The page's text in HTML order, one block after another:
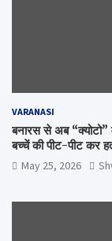
VARANASI
बनारस से अब “क्योटो”
बच्चें की पीट-पीट कर
May 25, 2026